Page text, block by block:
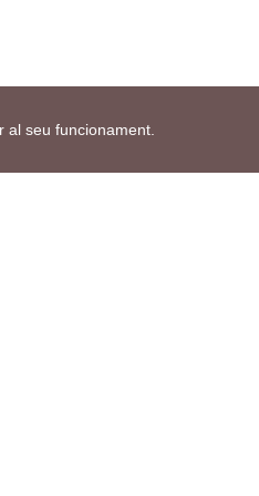
al seu funcionament.